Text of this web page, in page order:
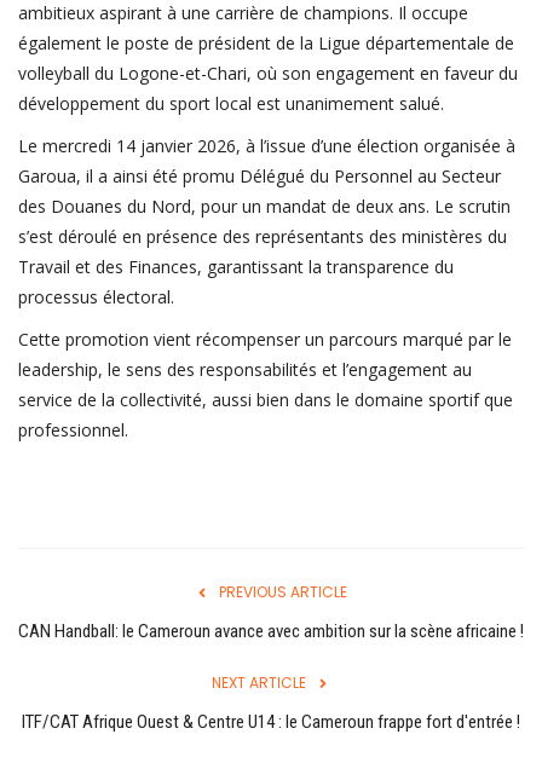
Autres Sports
Login
Register
English
ambitieux aspirant à une carrière de champions. Il occupe
également le poste de président de la Ligue départementale de
volleyball du Logone-et-Chari, où son engagement en faveur du
développement du sport local est unanimement salué.
Le mercredi 14 janvier 2026, à l’issue d’une élection organisée à
Garoua, il a ainsi été promu Délégué du Personnel au Secteur
des Douanes du Nord, pour un mandat de deux ans. Le scrutin
s’est déroulé en présence des représentants des ministères du
Travail et des Finances, garantissant la transparence du
processus électoral.
Cette promotion vient récompenser un parcours marqué par le
leadership, le sens des responsabilités et l’engagement au
service de la collectivité, aussi bien dans le domaine sportif que
professionnel.
PREVIOUS ARTICLE
CAN Handball: le Cameroun avance avec ambition sur la scène africaine !
NEXT ARTICLE
ITF/CAT Afrique Ouest & Centre U14 : le Cameroun frappe fort d'entrée !